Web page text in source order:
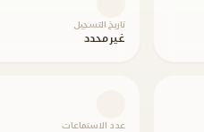
تاريخ التسجيل
غير محدد
عدد الاستماعات